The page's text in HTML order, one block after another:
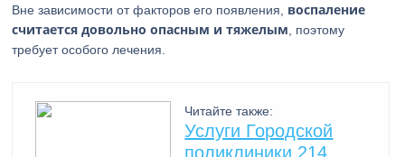
Вне зависимости от факторов его появления, воспаление
считается довольно опасным и тяжелым , поэтому
требует особого лечения.
Читайте также:
Услуги Городской
поликлиники 214